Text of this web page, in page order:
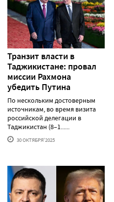
Транзит власти в
Таджикистане: провал
миссии Рахмона
убедить Путина
По нескольким достоверным
источникам, во время визита
российской делегации в
Таджикистан (8–1......
30 ОКТЯБРЯ'2025